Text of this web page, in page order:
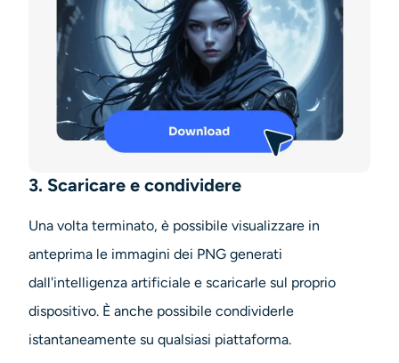
3. Scaricare e condividere
Una volta terminato, è possibile visualizzare in
anteprima le immagini dei PNG generati
dall'intelligenza artificiale e scaricarle sul proprio
dispositivo. È anche possibile condividerle
istantaneamente su qualsiasi piattaforma.